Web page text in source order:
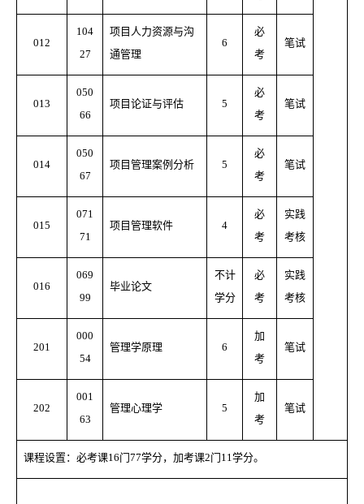
012
104
27
项目人力资源与沟
通管理
6
必
考
笔试
013
050
66
项目论证与评估 5
必
考
笔试
014
050
67
项目管理案例分析 5
必
考
笔试
015
071
71
项目管理软件 4
必
考
实践
考核
016
069
99
毕业论文
不计
学分
必
考
实践
考核
201
000
54
管理学原理 6
加
考
笔试
202
001
63
管理心理学 5
加
考
笔试
课程设置：必考课16门77学分，加考课2门11学分。